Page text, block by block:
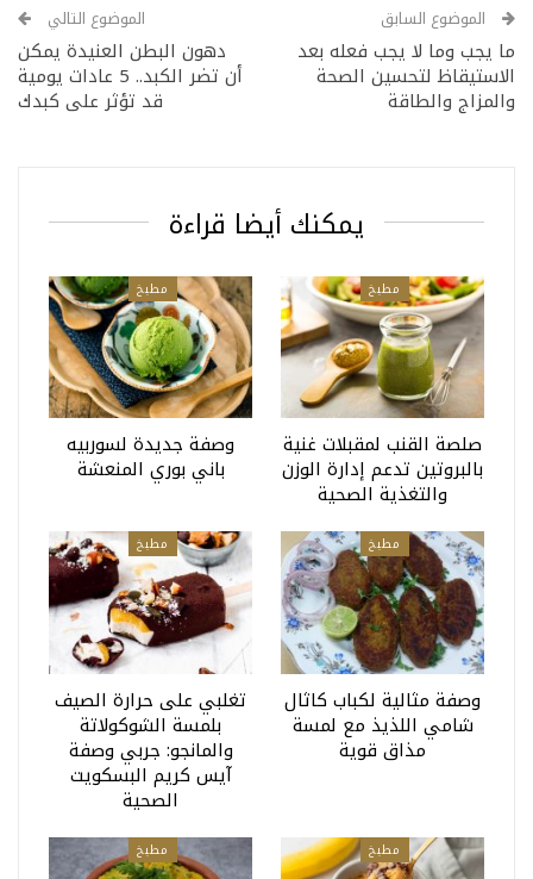
الموضوع السابق
ما يجب وما لا يجب فعله بعد
الاستيقاظ لتحسين الصحة
والمزاج والطاقة
الموضوع التالي
دهون البطن العنيدة يمكن
أن تضر الكبد.. 5 عادات يومية
قد تؤثر على كبدك
يمكنك أيضا قراءة
مطبخ
صلصة القنب لمقبلات غنية
بالبروتين تدعم إدارة الوزن
والتغذية الصحية
مطبخ
وصفة جديدة لسوربيه
باني بوري المنعشة
مطبخ
وصفة مثالية لكباب كاثال
شامي اللذيذ مع لمسة
مذاق قوية
مطبخ
تغلبي على حرارة الصيف
بلمسة الشوكولاتة
والمانجو: جربي وصفة
آيس كريم البسكويت
الصحية
مطبخ مطبخ